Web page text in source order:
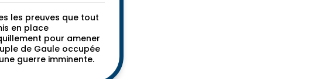
les preuves que tout
en place
pour amener
de Gaule occupée
guerre imminente.